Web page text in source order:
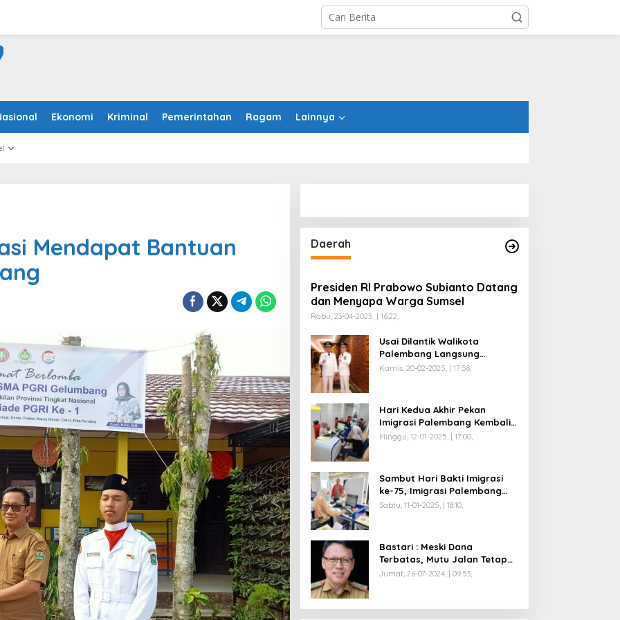
Ekonomi Kriminal Pemerintahan Ragam Lainnya
Mendapat Bantuan
Daerah
Presiden RI Prabowo Subianto Datang
dan Menyapa Warga Sumsel
Rabu, 23-04-2025, | 16:22,
Usai Dilantik Walikota
Palembang Langsung
Mengikuti Retreat di
Kamis, 20-02-2025, | 17:58,
Hari Kedua Akhir Pekan
Imigrasi Palembang Kembali
Dilayani
Minggu, 12-01-2025, | 17:00,
Sambut Hari Bakti Imigrasi
ke-75, Imigrasi Palembang
Buka Paspor Simpatik Akhir
Sabtu, 11-01-2025, | 18:10,
Bastari : Meski Dana
Terbatas, Mutu Jalan Tetap
Diprioritaskan !
Jumat, 26-07-2024, | 09:53,